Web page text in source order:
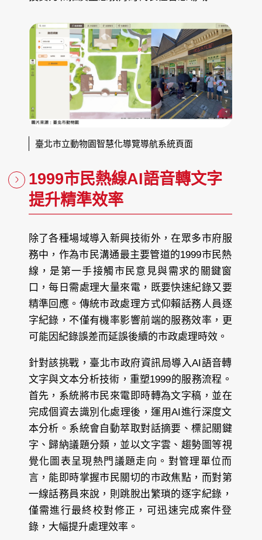
臺北市立動物園智慧化導覽導航系統頁面
1999市民熱線AI語音轉文字
提升精準效率
除了各種場域導入新興技術外，在眾多市府服
務中，作為市民溝通最主要管道的1999市民熱
線，是第一手接觸市民意見與需求的關鍵窗
口，每日需處理大量來電，既要快速紀錄又要
精準回應。傳統市政處理方式仰賴話務人員逐
字紀錄，不僅有機率影響前端的服務效率，更
可能因紀錄誤差而延誤後續的市政處理時效。
針對該挑戰，臺北市政府資訊局導入AI語音轉
文字與文本分析技術，重塑1999的服務流程。
首先，系統將市民來電即時轉為文字稿，並在
完成個資去識別化處理後，運用AI進行深度文
本分析。系統會自動萃取對話摘要、標記關鍵
字、歸納議題分類，並以文字雲、趨勢圖等視
覺化圖表呈現熱門議題走向。對管理單位而
言，能即時掌握市民關切的市政焦點，而對第
一線話務員來說，則跳脫出繁瑣的逐字紀錄，
僅需進行最終校對修正，可迅速完成案件登
錄，大幅提升處理效率。